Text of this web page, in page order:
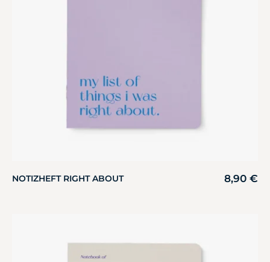
NOTIZHEFT RIGHT ABOUT 8,90 €